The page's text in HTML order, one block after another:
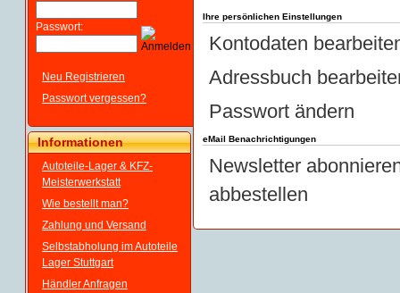
Passwort:
Neu Registrieren
Passwort vergessen?
Informationen
Autoteile-Lager & KFZ-
Meisterwerkstatt
Wie bestellt man?
Zahlung und Versand
Selbstabholung im Autoteile
Lager Stuttgart
Händler Anfragen
Ihre persönlichen Einstellungen
Kontodaten
Adressbuch
Passwort ändern
eMail Benachrichtigungen
Newsletter
abbestellen